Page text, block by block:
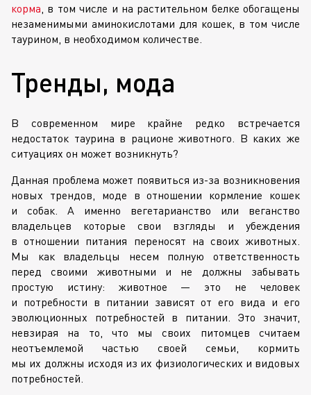
корма , в том числе и на растительном белке обогащены
незаменимыми аминокислотами для кошек, в том числе
таурином, в необходимом количестве.
Тренды, мода
В современном мире крайне редко встречается
недостаток таурина в рационе животного. В каких же
ситуациях он может возникнуть?
Данная проблема может появиться из-за возникновения
новых трендов, моде в отношении кормление кошек
и собак. А именно вегетарианство или веганство
владельцев которые свои взгляды и убеждения
в отношении питания переносят на своих животных.
Мы как владельцы несем полную ответственность
перед своими животными и не должны забывать
простую истину: животное — это не человек
и потребности в питании зависят от его вида и его
эволюционных потребностей в питании. Это значит,
невзирая на то, что мы своих питомцев считаем
неотъемлемой частью своей семьи, кормить
мы их должны исходя из их физиологических и видовых
потребностей.